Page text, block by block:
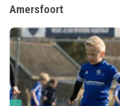
Amersfoort